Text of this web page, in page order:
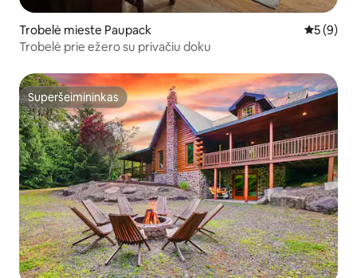
Trobelė mieste Paupack Vidutinis
5 (9)
Trobelė prie ežero su privačiu doku
Superšeimininkas
Superšeimininkas